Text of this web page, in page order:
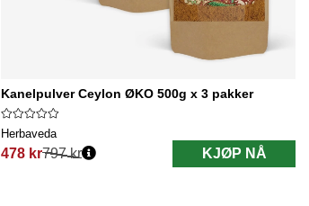
Kanelpulver Ceylon ØKO 500g x 3 pakker
Herbaveda
478 kr
Vanlig pris:
797 kr KJØP NÅ